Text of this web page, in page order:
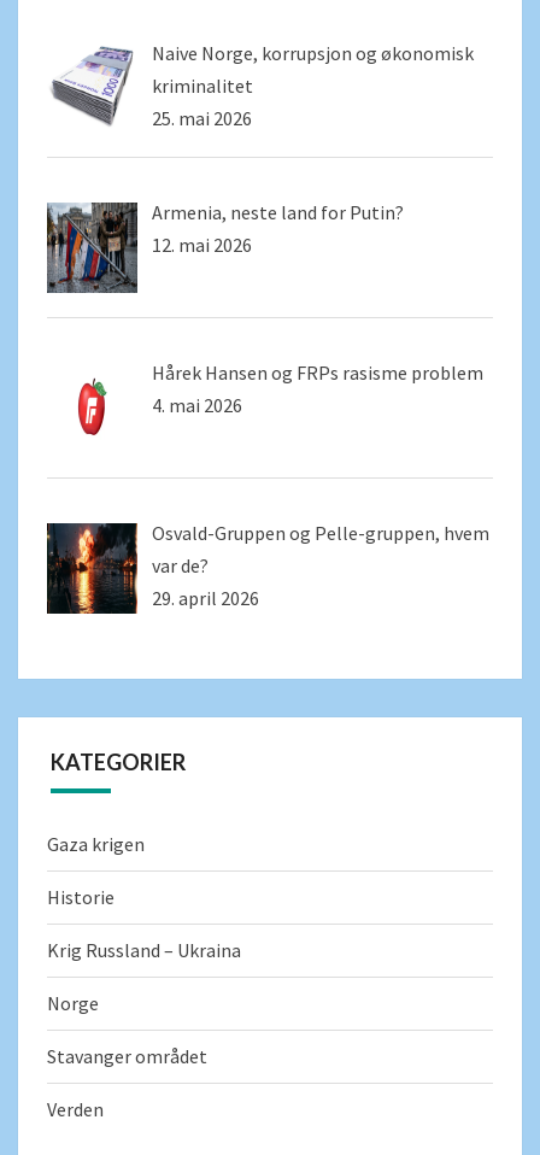
Naive Norge, korrupsjon og økonomisk
kriminalitet
25. mai 2026
Armenia, neste land for Putin?
12. mai 2026
Hårek Hansen og FRPs rasisme problem
4. mai 2026
Osvald-Gruppen og Pelle-gruppen, hvem
var de?
29. april 2026
KATEGORIER
Gaza krigen
Historie
Krig Russland – Ukraina
Norge
Stavanger området
Verden